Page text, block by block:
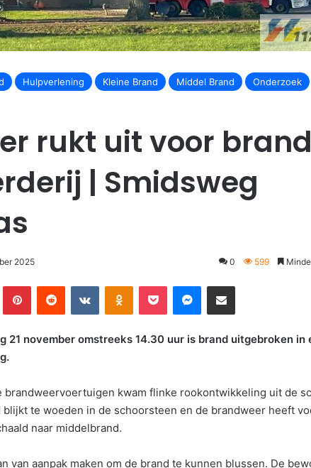
Hulpverlening Kleine Brand Middel Brand
Onderzoek
rukt uit voor
| Smidsweg
2025 0 599
PinterestReddit VKontakteOdnoklassniki
Pocket Messenger
Deel via E-mail
21 november omstreeks 14.30 uur is brand uitgebroken in
brandweervoertuigen kwam flinke rookontwikkeling uit de
te woeden in de schoorsteen en de brandweer heeft
naar middelbrand.
van aanpak maken om de brand te kunnen blussen. De